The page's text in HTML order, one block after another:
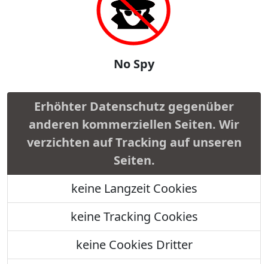
No Spy
Erhöhter Datenschutz gegenüber
anderen kommerziellen Seiten. Wir
verzichten auf Tracking auf unseren
Seiten.
keine Langzeit Cookies
keine Tracking Cookies
keine Cookies Dritter